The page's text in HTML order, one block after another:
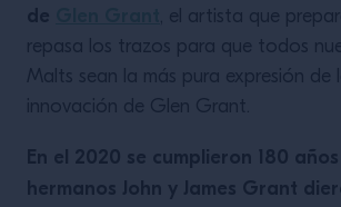
de
, el artista que
repasa los trazos para que todos
Malts sean la más pura expresión de
innovación de Glen Grant.
En el 2020 se cumplieron 180
hermanos John y James Grant